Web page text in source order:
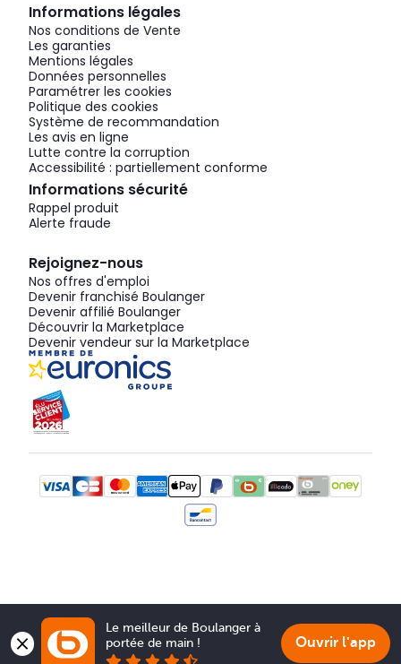
Informations légales
Nos conditions de Vente
Les garanties
Mentions légales
Données personnelles
Paramétrer les cookies
Politique des cookies
Système de recommandation
Les avis en ligne
Lutte contre la corruption
Accessibilité : partiellement conforme
Informations sécurité
Rappel produit
Alerte fraude
Rejoignez-nous
Nos offres d'emploi
Devenir franchisé Boulanger
Devenir affilié Boulanger
Découvrir la Marketplace
Devenir vendeur sur la Marketplace
Le meilleur de Boulanger à
portée de main !
Ouvrir l'app